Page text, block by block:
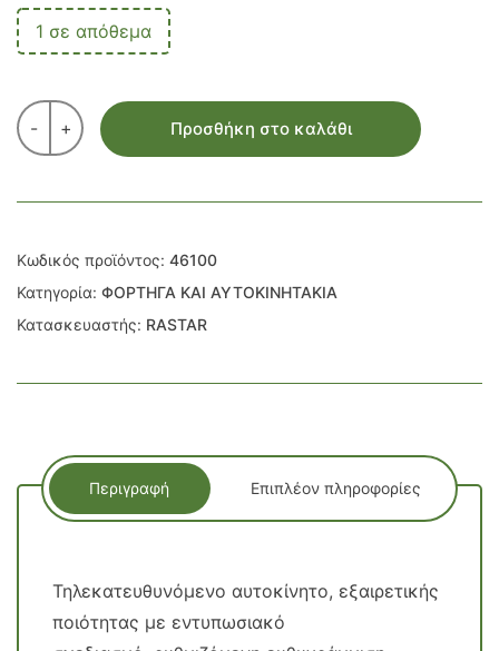
1 σε απόθεμα
- + Προσθήκη στο καλάθι
Κωδικός προϊόντος: 46100
Κατηγορία: ΦΟΡΤΗΓΑ ΚΑΙ ΑΥΤΟΚΙΝΗΤΑΚΙΑ
Κατασκευαστής: RASTAR
Περιγραφή Επιπλέον πληροφορίες
Τηλεκατευθυνόμενο αυτοκίνητο, εξαιρετικής
ποιότητας με εντυπωσιακό